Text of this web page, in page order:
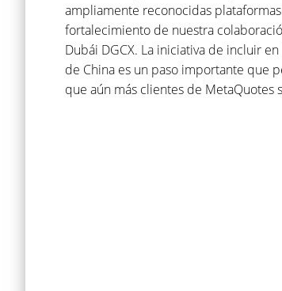
ampliamente reconocidas
fortalecimiento de nuestra
Dubái DGCX. La iniciativa de incluir
de China es un paso importante que
que aún más clientes de MetaQuotes